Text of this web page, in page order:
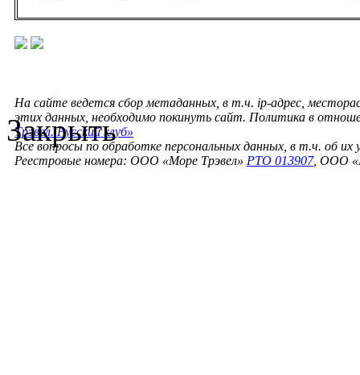
На сайте ведется сбор метаданных, в т.ч. ip-адрес,
этих данных, необходимо покинуть сайт. Политика в
Трэвел. Русский клуб»
Все вопросы по обработке персональных данных, в т.ч. об их
Реестровые номера: ООО «Море Трэвел» РТО 013907, ООО
Закрыть